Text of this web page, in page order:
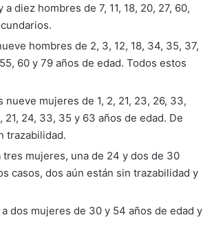
diez hombres de 7, 11, 18, 20, 27, 60,
hombres de 2, 3, 12, 18, 34, 35, 37,
60 y 79 años de edad. Todos estos
mujeres de 1, 2, 21, 23, 26, 33,
24, 33, 35 y 63 años de edad. De
trazabilidad.
mujeres, una de 24 y dos de 30
casos, dos aún están sin trazabilidad y
dos mujeres de 30 y 54 años de edad y